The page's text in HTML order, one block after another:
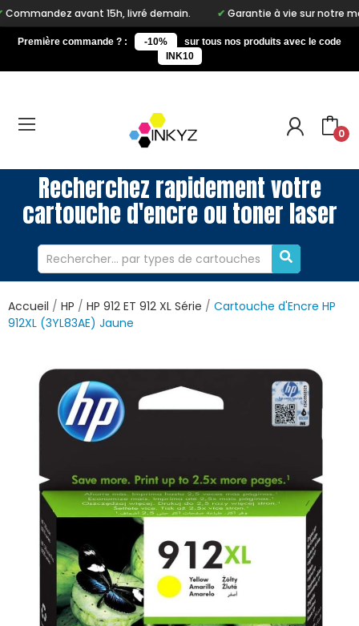
15h, livré demain. Garantie à vie sur notre marque Inkyz
Première commande ? : -10%
sur tous nos produits avec le code
INK10
0
Recherchez rapidement votre
cartouche d'encre ou toner laser
Accueil HP HP 912 ET 912 XL Série
Cartouche d'Encre HP
912XL (3YL83AE) Jaune